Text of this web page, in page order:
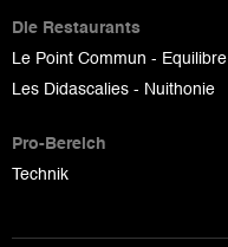
Die Restaurants
Le Point Commun - Equilibre
Les Didascalies - Nuithonie
Pro-Bereich
Technik